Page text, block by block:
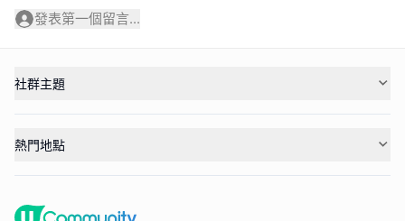
發表第一個留言...
社群主題
熱門地點